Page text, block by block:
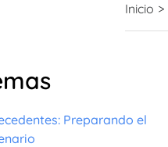
Inicio >
Preparando el